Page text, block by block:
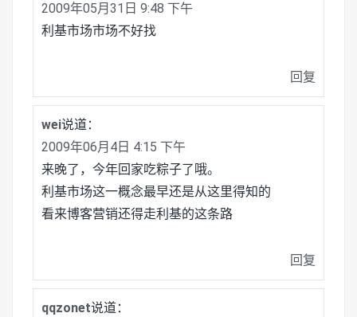
2009年05月31日 9:48 下午
利基市场市场不好找
回复
wei说道：
2009年06月4日 4:15 下午
来晚了，今年回家吃粽子了哦。
利基市场这一概念最早还是从这里得知的
看来博客营销还得走利基的这条路
回复
qqzonet说道：